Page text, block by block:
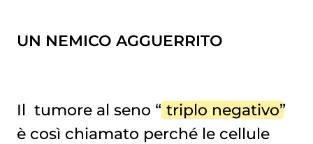
UN NEMICO AGGUERRITO
Il tumore al seno “ triplo negativo”
è così chiamato perché le cellule